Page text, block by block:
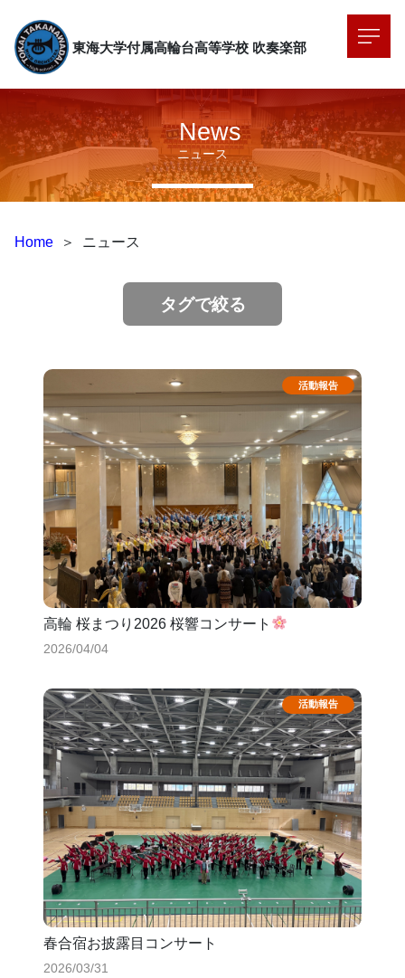
東海大学付属高輪台高等学校 吹奏楽部
ニュース
News
Home ＞ ニュース
タグで絞る
高輪 桜まつり2026 桜響コンサート
2026/04/04
春合宿お披露目コンサート
2026/03/31